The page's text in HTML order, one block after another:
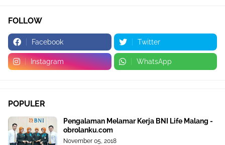
FOLLOW
Facebook Twitter
Instagram WhatsApp
POPULER
Pengalaman Melamar Kerja BNI Life Malang -
obrolanku.com
November 05, 2018